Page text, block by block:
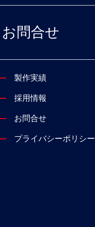
お問合せ
製作実績
採用情報
お問合せ
プライバシーポリシー